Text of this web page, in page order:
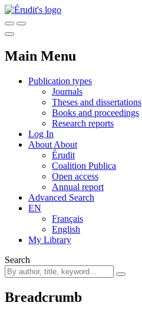
Main Menu
Publication types
Journals
Theses and dissertations
Books and proceedings
Research reports
Log In
About About
Érudit
Coalition Publica
Open access
Annual report
Advanced Search
EN
Français
English
My Library
Search
Breadcrumb